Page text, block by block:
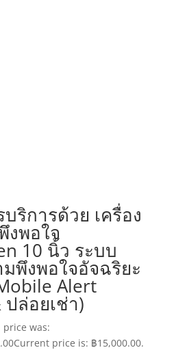
ริการด้วย เครื่อง
งพอใจ
10 นิ้ว ระบบ
พึงพอใจอัจฉริยะ
Alert
ล่อยเช่า)
was:
Current price is: ฿15,000.00.